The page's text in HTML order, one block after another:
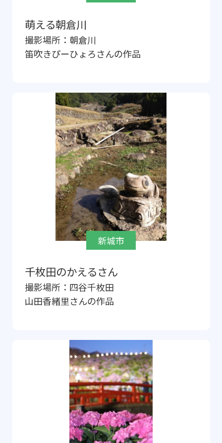
萌える朝倉川
撮影場所： 朝倉川
笛吹きぴーひょろさんの作品
新城市
千枚田のかえるさん
撮影場所： 四谷千枚田
山田香緒里さんの作品